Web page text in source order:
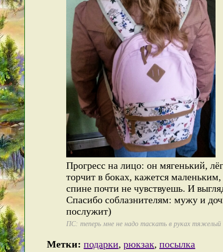
Прогресс на лицо: он мягенький,
торчит в боках, кажется
спине почти не чувствуешь. И
Спасибо соблазнителям: мужу и
послужит)
ПС: теперь мне не надо таскать в руках
Метки: подарки,рюкзак,посылка